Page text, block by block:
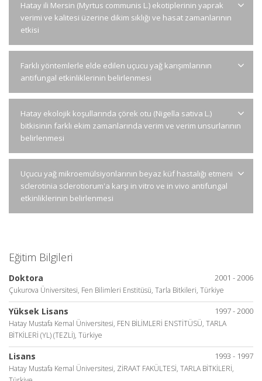
Hatay ili Mersin (Myrtus communis L.) ekotiplerinin yaprak
verimi ve kalitesi üzerine dikim sıklığı ve hasat zamanlarının
etkisi
Farklı yöntemlerle elde edilen uçucu yağ karışımlarının
antifungal etkinliklerinin belirlenmesi
Hatay ekolojik koşullarında çörek otu (Nigella sativa L.)
bitkisinin farklı ekim zamanlarında verim ve verim unsurlarının
belirlenmesi
Uçucu yağ mikroemülsiyonlarının beyaz küf hastalığı etmeni
sclerotinia sclerotiorum'a karşı in vitro ve in vivo antifungal
etkinliklerinin belirlenmesi
Eğitim Bilgileri
2001 - 2006
Doktora
Çukurova Üniversitesi, Fen Bilimleri Enstitüsü, Tarla Bitkileri, Türkiye
1997 - 2000
Yüksek Lisans
Hatay Mustafa Kemal Üniversitesi, FEN BİLİMLERİ ENSTİTÜSÜ, TARLA
BİTKİLERİ (YL) (TEZLİ), Türkiye
1993 - 1997
Lisans
Hatay Mustafa Kemal Üniversitesi, ZİRAAT FAKÜLTESİ, TARLA BİTKİLERİ,